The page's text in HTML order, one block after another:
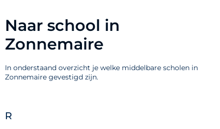
Naar school in
Zonnemaire
In onderstaand overzicht je welke middelbare scholen in
Zonnemaire gevestigd zijn.
R